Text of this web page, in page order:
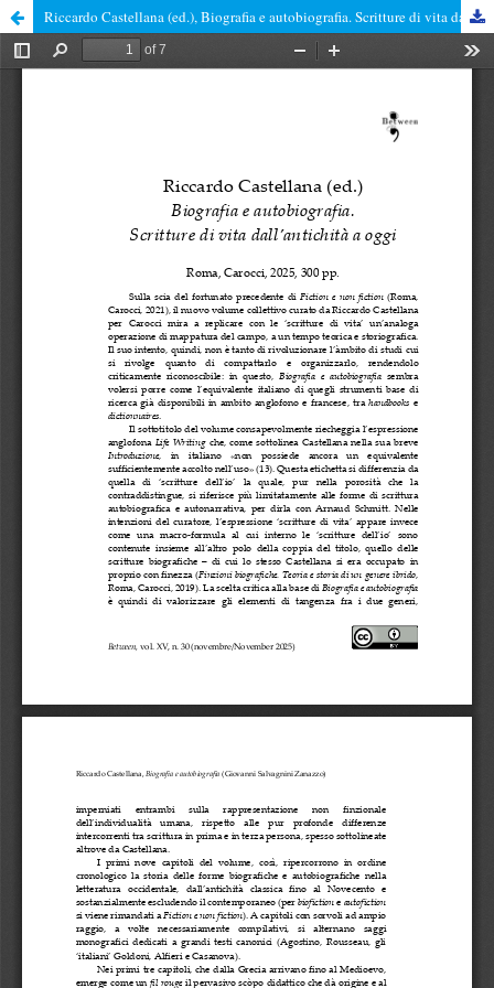
Riccardo Castellana (ed.), Biografia e autobiografia. Scritture di vita dall’antichità a oggi